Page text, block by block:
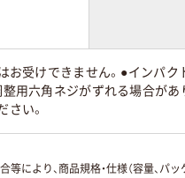
お受けできません。●インパ
用六角ネジがずれる場合が
い。
より、商品規格・仕様（容量、パ